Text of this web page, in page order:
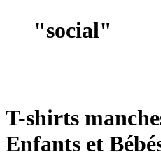
"social"
T-shirts
Enfants et